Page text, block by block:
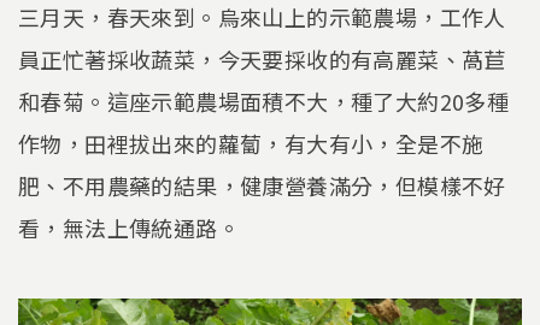
三月天，春天來到。烏來山上的示範農場，工作人
員正忙著採收蔬菜，今天要採收的有高麗菜、萵苣
和春菊。這座示範農場面積不大，種了大約20多種
作物，田裡拔出來的蘿蔔，有大有小，全是不施
肥、不用農藥的結果，健康營養滿分，但模樣不好
看，無法上傳統通路。